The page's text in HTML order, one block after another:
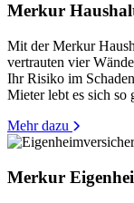
Merkur
Mit der Merkur
vertrauten vier
Ihr Risiko im
Mieter lebt es sich so
Mehr dazu
Merkur